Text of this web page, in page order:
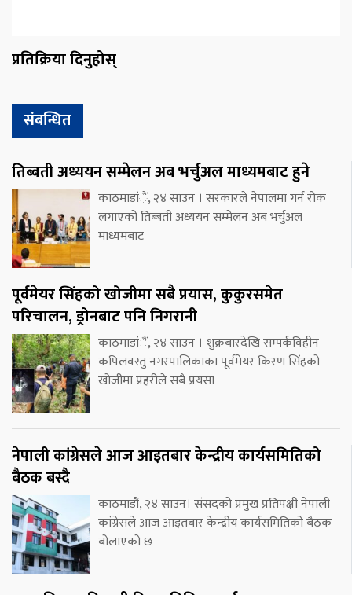
प्रतिक्रिया दिनुहोस्
संबन्धित
तिब्बती अध्ययन सम्मेलन अब भर्चुअल माध्यमबाट हुने
काठमाडांैं, २४ साउन । सरकारले नेपालमा गर्न रोक
लगाएको तिब्बती अध्ययन सम्मेलन अब भर्चुअल
माध्यमबाट
पूर्वमेयर सिंहको खोजीमा सबै प्रयास, कुकुरसमेत
परिचालन, ड्रोनबाट पनि निगरानी
काठमाडांैं, २४ साउन । शुक्रबारदेखि सम्पर्कविहीन
कपिलवस्तु नगरपालिकाका पूर्वमेयर किरण सिंहको
खोजीमा प्रहरीले सबै प्रयसा
नेपाली कांग्रेसले आज आइतबार केन्द्रीय कार्यसमितिको
बैठक बस्दै
काठमाडौं, २४ साउन। संसदको प्रमुख प्रतिपक्षी नेपाली
कांग्रेसले आज आइतबार केन्द्रीय कार्यसमितिको बैठक
बोलाएको छ